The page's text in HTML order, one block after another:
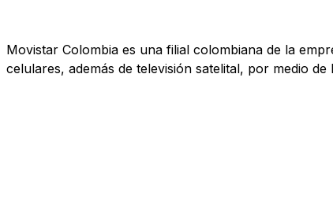
Movistar Colombia es una filial colombiana de la
celulares, además de televisión satelital, por medio de